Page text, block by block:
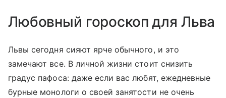
Любовный гороскоп для Льва
Львы сегодня сияют ярче обычного, и это
замечают все. В личной жизни стоит снизить
градус пафоса: даже если вас любят, ежедневные
бурные монологи о своей занятости не очень